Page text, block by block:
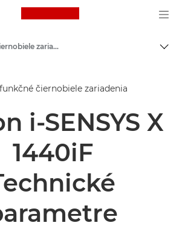
Canon Logo, back to
Multifunkčné tlačiarne – multifunkčné zariadenia
Multifunkčné čiernobiele zariadenia
čiernobiele zariadenia
i-SENSYS X
1440iF